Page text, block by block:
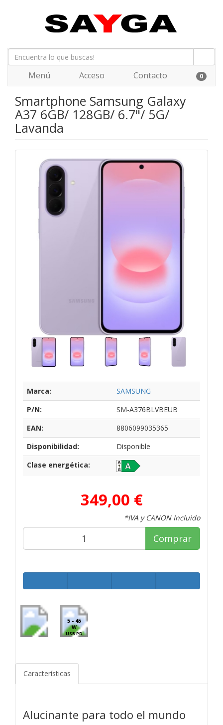
Menú Acceso Contacto 0
Smartphone Samsung Galaxy
A37 6GB/ 128GB/ 6.7"/ 5G/
Lavanda
Marca:
SAMSUNG
P/N:
SM-A376BLVBEUB
EAN:
8806099035365
Disponibilidad:
Disponible
Clase energética:
349,00 €
*IVA y CANON Incluido
Comprar
5 - 45
W
USB PD
Características
Alucinante para todo el mundo